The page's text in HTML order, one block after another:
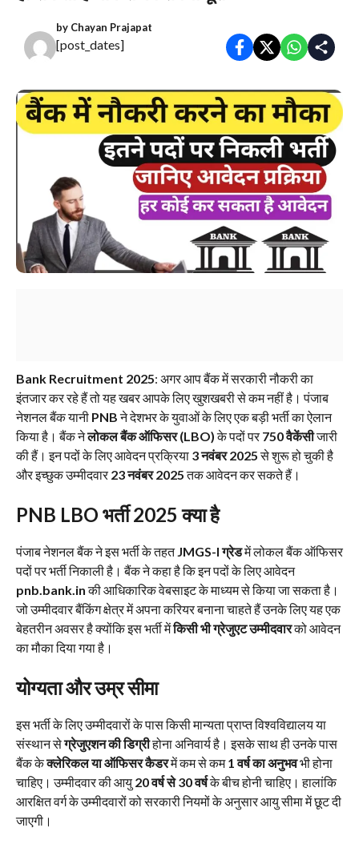
by Chayan Prajapat
[post_dates]
Bank Recruitment 2025: अगर आप बैंक में सरकारी नौकरी का
इंतजार कर रहे हैं तो यह खबर आपके लिए खुशखबरी से कम नहीं है। पंजाब
नेशनल बैंक यानी PNBने देशभर के युवाओं के लिए एक बड़ी भर्ती का ऐलान
किया है। बैंक नेलोकल बैंक ऑफिसर (LBO)के पदों पर 750 वैकेंसीजारी
की हैं। इन पदों के लिए आवेदन प्रक्रिया 3 नवंबर 2025से शुरू हो चुकी है
और इच्छुक उम्मीदवार 23 नवंबर 2025तक आवेदन कर सकते हैं।
PNB LBO भर्ती 2025 क्या है
पंजाब नेशनल बैंक ने इस भर्ती के तहतJMGS-I ग्रेडमें लोकल बैंक ऑफिसर
पदों पर भर्ती निकाली है। बैंक ने कहा है कि इन पदों के लिए आवेदन
pnb.bank.inकी आधिकारिक वेबसाइट के माध्यम से किया जा सकता है।
जो उम्मीदवार बैंकिंग क्षेत्र में अपना करियर बनाना चाहते हैं उनके लिए यह एक
बेहतरीन अवसर है क्योंकि इस भर्ती मेंकिसी भी ग्रेजुएट उम्मीदवारको आवेदन
का मौका दिया गया है।
योग्यता और उम्र सीमा
इस भर्ती के लिए उम्मीदवारों के पास किसी मान्यता प्राप्त विश्वविद्यालय या
संस्थान सेग्रेजुएशन की डिग्रीहोना अनिवार्य है। इसके साथ ही उनके पास
बैंक केक्लेरिकल या ऑफिसर कैडरमें कम से कम1 वर्ष का अनुभवभी होना
चाहिए। उम्मीदवार की आयु 20 वर्ष से 30 वर्षके बीच होनी चाहिए। हालांकि
आरक्षित वर्ग के उम्मीदवारों को सरकारी नियमों के अनुसार आयु सीमा में छूट दी
जाएगी।